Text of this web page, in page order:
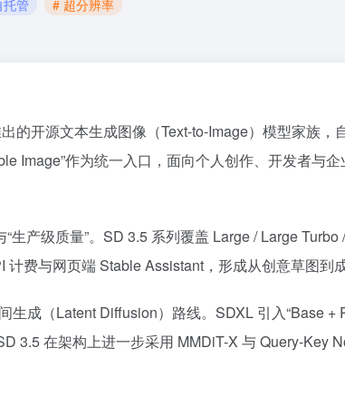
管 # 超分辨率
开源文本生成图像（Text-to-Image）模型家族，
Image”作为统一入口，面向个人创作、开发者与
生产级质量”。SD 3.5 系列覆盖 Large / Large
费与网页端 Stable Assistant，形成从创意草图到
成（Latent Diffusion）路线。SDXL 引入“Base
3.5 在架构上进一步采用 MMDiT-X 与 Query-Key